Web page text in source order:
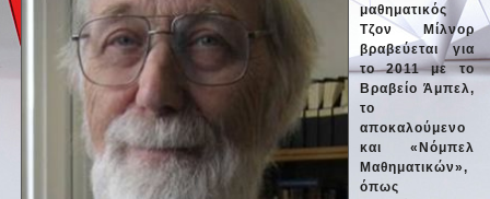
μαθηματικός
Τζον Μίλνορ
βραβεύεται για
το 2011 με το
Βραβείο Άμπελ,
το
αποκαλούμενο
και «Νόμπελ
Μαθηματικών»,
όπως